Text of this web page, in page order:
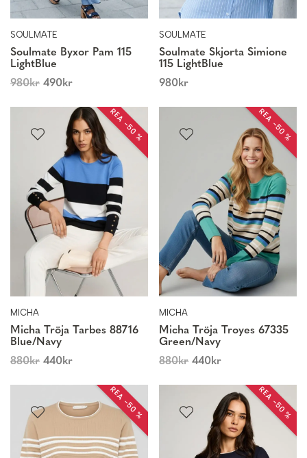
SOULMATE
Soulmate Byxor Pam 115
LightBlue
980kr 490kr
SOULMATE
Soulmate Skjorta Simione
115 LightBlue
980kr
REA −50 %
MICHA
Micha Tröja Tarbes 88716
Blue/Navy
880kr 440kr
REA −50 %
MICHA
Micha Tröja Troyes 67335
Green/Navy
880kr 440kr
REA −50 % REA −50 %